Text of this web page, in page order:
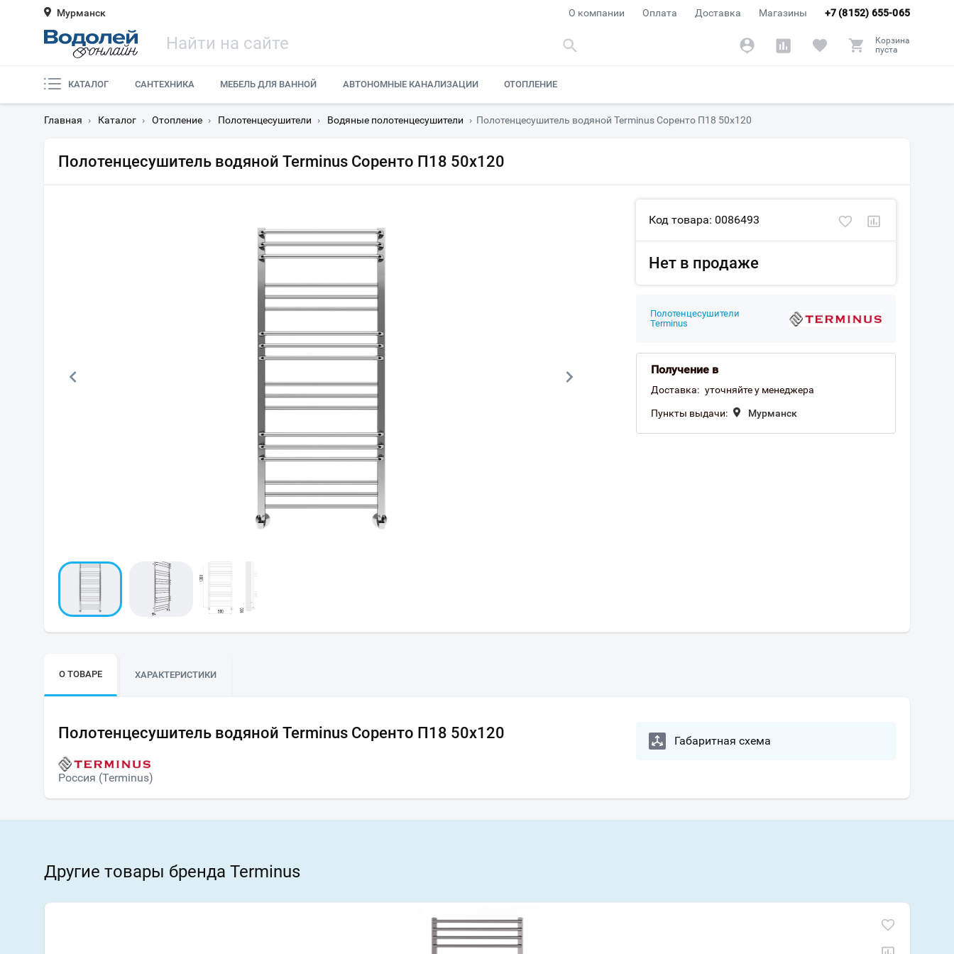
Мурманск +7 (8152) 655-065
О компании Оплата Доставка Магазины
Корзина
пуста
КАТАЛОГ САНТЕХНИКА МЕБЕЛЬ ДЛЯ ВАННОЙ АВТОНОМНЫЕ КАНАЛИЗАЦИИ ОТОПЛЕНИЕ
Главная › Каталог › Отопление › Полотенцесушители › Водяные полотенцесушители › Полотенцесушитель водяной Terminus Соренто П18 50х120
Полотенцесушитель водяной Terminus Соренто П18 50х120
Код товара: 0086493
Нет в продаже
Полотенцесушители
Terminus
Получение в
Доставка: уточняйте у менеджера
Пункты выдачи: Мурманск
О ТОВАРЕ ХАРАКТЕРИСТИКИ
Полотенцесушитель водяной Terminus Соренто П18 50х120
Россия (Terminus)
Габаритная схема
Другие товары бренда Terminus